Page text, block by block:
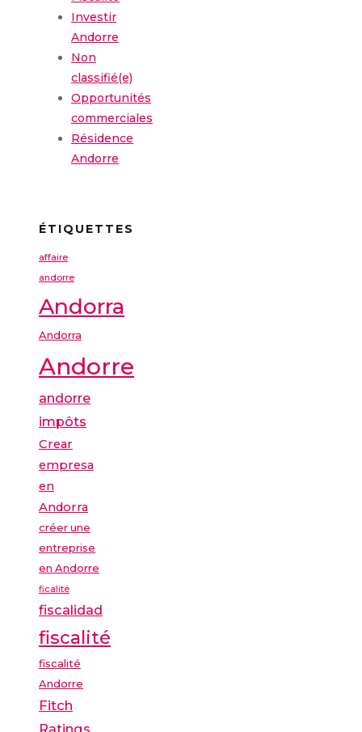
Investir
Andorre
Non
classifié(e)
Opportunités
commerciales
Résidence
Andorre
ÉTIQUETTES
affaire
andorre
Andorra
Andorra
Andorre
andorre
impôts
Crear
empresa
en
Andorra
créer une
entreprise
en Andorre
ficalité
fiscalidad
fiscalité
fiscalité
Andorre
Fitch
Ratings